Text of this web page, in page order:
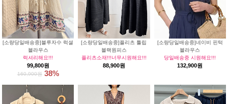
[소량당일배송중]블루자수 럭셜
블라우스
럭셔리해요!!!
99,800원
160,900원 38%
[소량당일배송중]플리츠 튤립
블랙원피스
플리츠소재!!!너무시원해요!!!
88,900원
[소량당일배송중]네이비 핀턱
블라우스
당일배송중 시원해요!!!
132,900원